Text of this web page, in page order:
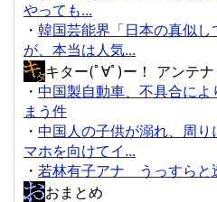
やっても...
・ 韓国芸能界「日本の真似
が、本当は人気...
キター(ﾟ∀ﾟ)ー！ アンテナ
・ 中国製自動車、不具合に
まう件
・ 中国人の子供が溺れ、周
マホを向けてイ...
・ 若林有子アナ うっすらと
おまとめ